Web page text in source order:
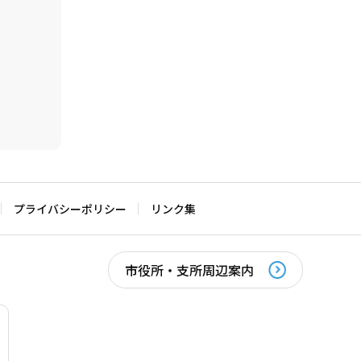
プライバシーポリシー リンク集
市役所・支所周辺案内